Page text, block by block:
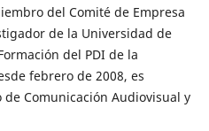
del Comité de Empresa
de la Universidad de
del PDI de la
febrero de 2008, es
Comunicación Audiovisual y